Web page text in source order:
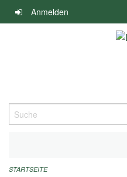
Navigation
überspringen
Anmelden
Suche
ALLGEMEINE INFORMATIONEN
STARTSEITE